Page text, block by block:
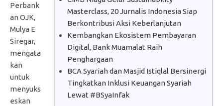
Masterclass, 20 Jurnalis Indonesia Siap
Berkontribusi Aksi Keberlanjutan
Kembangkan Ekosistem Pembayaran
Digital, Bank Muamalat Raih
Penghargaan
BCA Syariah dan Masjid Istiqlal Bersinergi
Tingkatkan Inklusi Keuangan Syariah
Lewat #BSyaInfak
Perbank
an OJK,
Mulya E
Siregar,
mengata
kan
untuk
menyuks
eskan